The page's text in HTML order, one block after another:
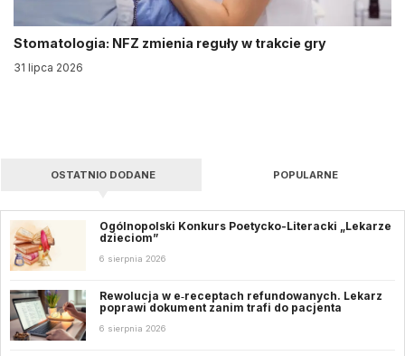
Stomatologia: NFZ zmienia reguły w trakcie gry
31 lipca 2026
OSTATNIO DODANE POPULARNE
Ogólnopolski Konkurs Poetycko-Literacki „Lekarze
dzieciom”
6 sierpnia 2026
Rewolucja w e‑receptach refundowanych. Lekarz
poprawi dokument zanim trafi do pacjenta
6 sierpnia 2026